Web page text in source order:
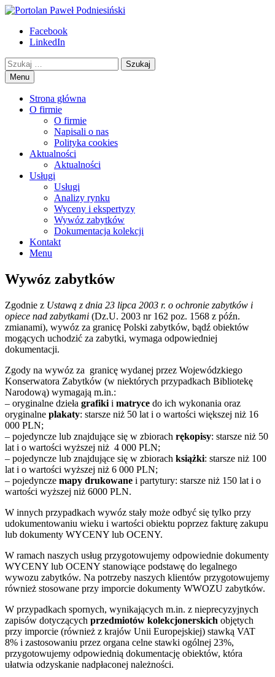
Przejdź
treści
Portolan Paweł Podniesiński
Eksperyzy i wyceny starych książek
Facebook
LinkedIn
Szukaj
Menu
Strona główna
O firmie
O firmie
Napisali o nas
Polityka cookies
Aktualności
Aktualności
Usługi
Usługi
Analizy rynku
Wyceny i ekspertyzy
Wywóz zabytków
Dokumentacja kolekcji
Kontakt
Menu
Wywóz zabytków
Zgodnie z Ustawą z dnia 23 lipca 2003 r. o ochronie zabytków i
opiece nad zabytkami (Dz.U. 2003 nr 162 poz. 1568 z późn.
zmianami), wywóz za granicę Polski zabytków, bądź obiektów
mogących uchodzić za zabytki, wymaga odpowiedniej
dokumentacji.
Zgody na wywóz za granicę wydanej przez Wojewódzkiego
Konserwatora Zabytków (w niektórych przypadkach Bibliotekę
Narodową) wymagają m.in.:
– oryginalne dzieła grafiki i matryce do ich wykonania oraz
oryginalne plakaty: starsze niż 50 lat i o wartości większej niż 16
000 PLN;
– pojedyncze lub znajdujące się w zbiorach rękopisy: starsze niż 50
lat i o wartości wyższej niż 4 000 PLN;
– pojedyncze lub znajdujące się w zbiorach książki: starsze niż 100
lat i o wartości wyższej niż 6 000 PLN;
– pojedyncze mapy drukowane i partytury: starsze niż 150 lat i o
wartości wyższej niż 6000 PLN.
W innych przypadkach wywóz stały może odbyć się tylko przy
udokumentowaniu wieku i wartości obiektu poprzez fakturę zakupu
lub dokumenty WYCENY lub OCENY.
W ramach naszych usług przygotowujemy odpowiednie dokumenty
WYCENY lub OCENY stanowiące podstawę do legalnego
wywozu zabytków. Na potrzeby naszych klientów przygotowujemy
również stosowane przy imporcie dokumenty WWOZU zabytków.
W przypadkach spornych, wynikających m.in. z nieprecyzyjnych
zapisów dotyczących przedmiotów kolekcjonerskich objętych
przy imporcie (również z krajów Unii Europejskiej) stawką VAT
8% i zastosowaniu przez organa celne stawki ogólnej 23%,
przygotowujemy odpowiednią dokumentację obiektów, która
ułatwia odzyskanie nadpłaconej należności.